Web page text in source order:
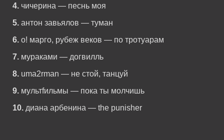
4. чичерина — песнь моя
5. антон завьялов — туман
6. о! марго, рубеж веков — по тротуарам
7. мураками — догвилль
8. uma2rman — не стой, танцуй
9. мультfильмы — пока ты молчишь
10. диана арбенина — the punisher